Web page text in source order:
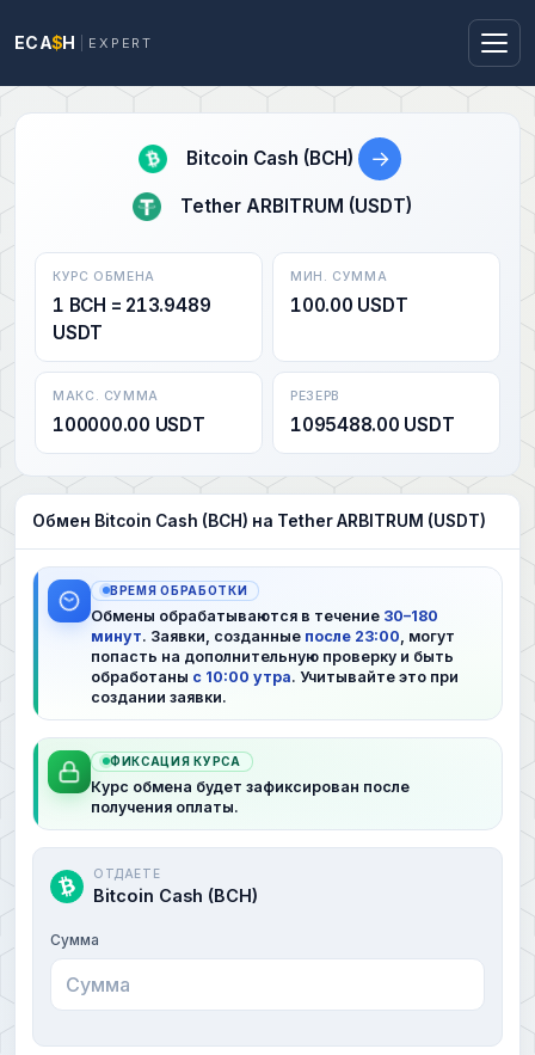
ECA$H EXPERT
Bitcoin Cash (BCH) →
Tether ARBITRUM (USDT)
КУРС ОБМЕНА
1 BCH = 213.9489
USDT
МИН. СУММА
100.00 USDT
МАКС. СУММА
100000.00 USDT
РЕЗЕРВ
1095488.00 USDT
Обмен Bitcoin Cash (BCH) на Tether ARBITRUM (USDT)
ВРЕМЯ ОБРАБОТКИ
Обмены обрабатываются в течение 30–180
минут. Заявки, созданные после 23:00 , могут
попасть на дополнительную проверку и быть
обработаны с 10:00 утра. Учитывайте это при
создании заявки.
ФИКСАЦИЯ КУРСА
Курс обмена будет зафиксирован после
получения оплаты.
ОТДАЕТЕ
Bitcoin Cash (BCH)
Сумма